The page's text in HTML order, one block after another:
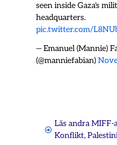
seen inside Gaza's
headquarters.
pic.twitter.com/
— Emanuel (Mannie)
(@manniefabian)
Läs andra
Konflikt,